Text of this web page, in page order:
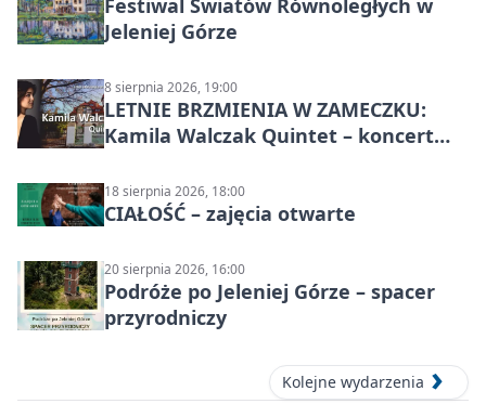
Festiwal Światów Równoległych w
Jeleniej Górze
8 sierpnia 2026, 19:00
LETNIE BRZMIENIA W ZAMECZKU:
Kamila Walczak Quintet – koncert
18 sierpnia 2026, 18:00
CIAŁOŚĆ – zajęcia otwarte
20 sierpnia 2026, 16:00
Podróże po Jeleniej Górze – spacer
przyrodniczy
Kolejne wydarzenia